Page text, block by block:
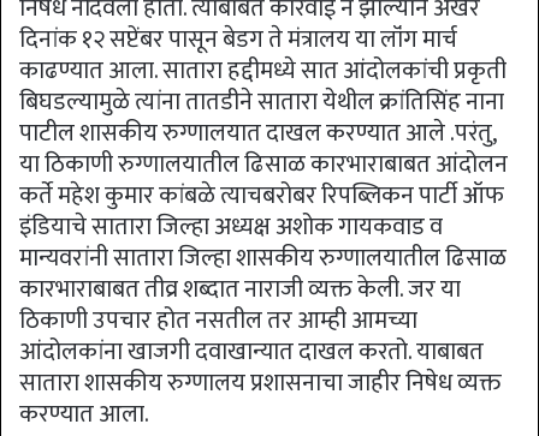
निषेध नोंदवला होता. त्याबाबत कारवाई न झाल्याने अखेर
दिनांक १२ सप्टेंबर पासून बेडग ते मंत्रालय या लॉंग मार्च
काढण्यात आला. सातारा हद्दीमध्ये सात आंदोलकांची प्रकृती
बिघडल्यामुळे त्यांना तातडीने सातारा येथील क्रांतिसिंह नाना
पाटील शासकीय रुग्णालयात दाखल करण्यात आले .परंतु,
या ठिकाणी रुग्णालयातील ढिसाळ कारभाराबाबत आंदोलन
कर्ते महेश कुमार कांबळे त्याचबरोबर रिपब्लिकन पार्टी ऑफ
इंडियाचे सातारा जिल्हा अध्यक्ष अशोक गायकवाड व
मान्यवरांनी सातारा जिल्हा शासकीय रुग्णालयातील ढिसाळ
कारभाराबाबत तीव्र शब्दात नाराजी व्यक्त केली. जर या
ठिकाणी उपचार होत नसतील तर आम्ही आमच्या
आंदोलकांना खाजगी दवाखान्यात दाखल करतो. याबाबत
सातारा शासकीय रुग्णालय प्रशासनाचा जाहीर निषेध व्यक्त
करण्यात आला.